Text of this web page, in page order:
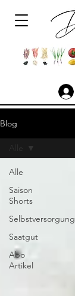
Blog
Alle
Saison
Shorts
Selbstversorgung
Saatgut
Abo
Artikel